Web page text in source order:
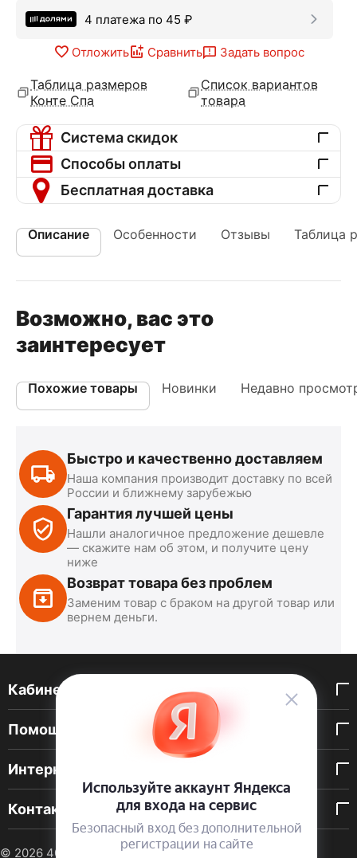
4 платежа по 45 ₽
Отложить Сравнить Задать вопрос
Таблица размеров
Конте Спа
Список вариантов
товара
Система скидок
Способы оплаты
Бесплатная доставка
Описание Особенности Отзывы Таблица
Возможно, вас это
заинтересует
Похожие товары Новинки Недавно
Быстро и качественно доставляем
Наша компания производит доставку по всей
России и ближнему зарубежью
Гарантия лучшей цены
Нашли аналогичное предложение дешевле
— скажите нам об этом, и получите цену
ниже
Возврат товара без проблем
Заменим товар с браком на другой товар или
вернем деньги.
Кабинет покупателя
Помощь покупателю
Интернет-магазин
Контакты
© 2026 40 DEN. Интернет-магазин